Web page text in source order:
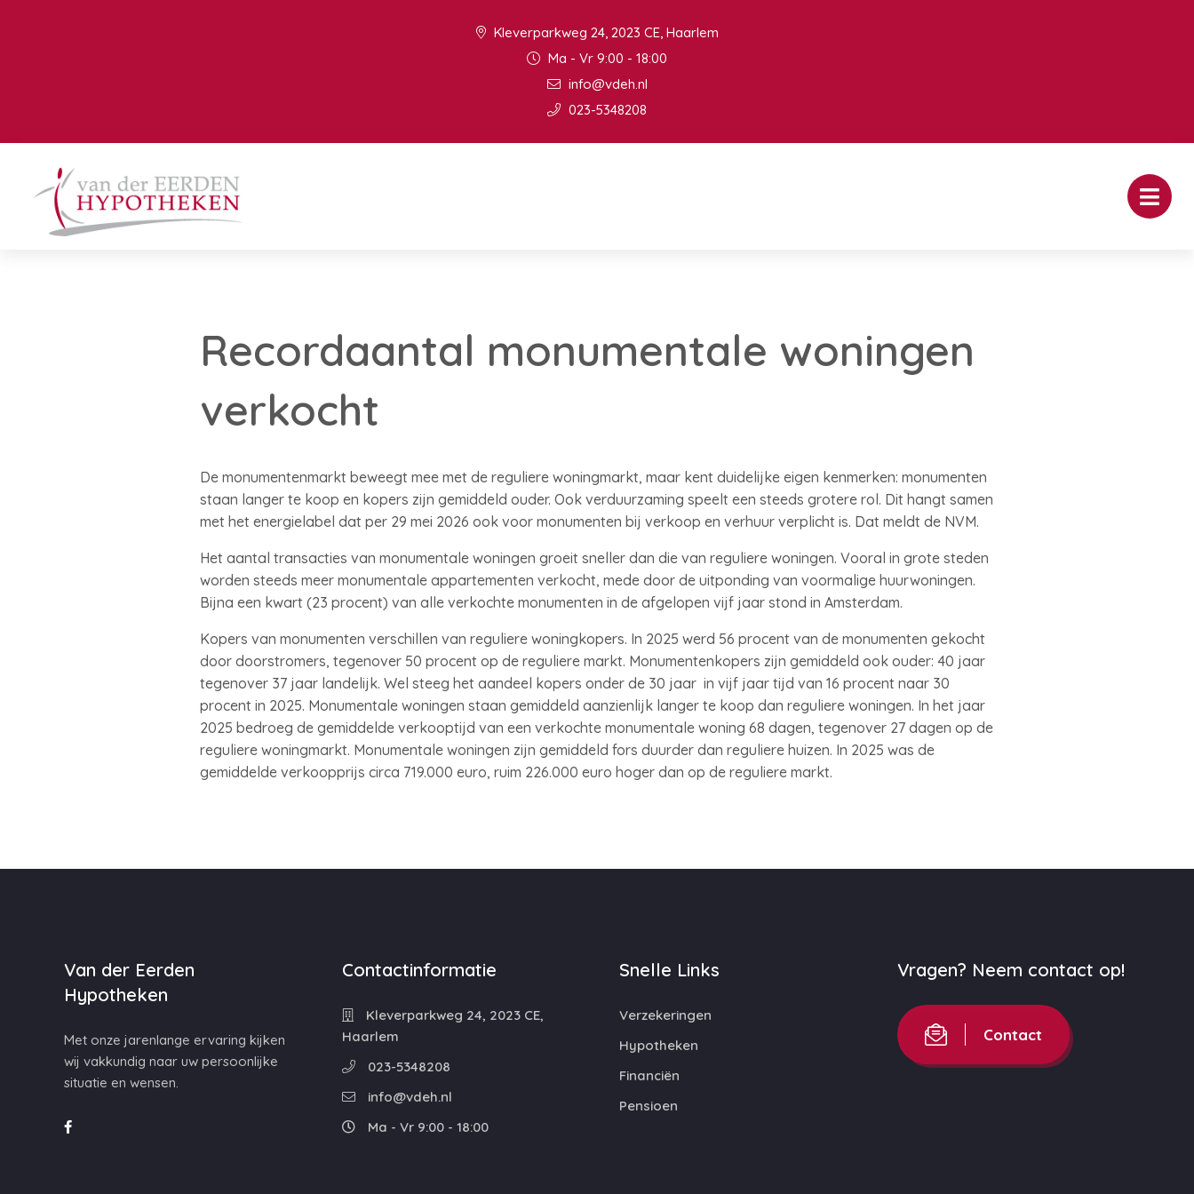
Kleverparkweg 24, 2023 CE, Haarlem
Ma - Vr 9:00 - 18:00
info@vdeh.nl
023-5348208
Recordaantal monumentale woningen
verkocht
De monumentenmarkt beweegt mee met de reguliere woningmarkt, maar kent duidelijke eigen kenmerken: monumenten
staan langer te koop en kopers zijn gemiddeld ouder. Ook verduurzaming speelt een steeds grotere rol. Dit hangt samen
met het energielabel dat per 29 mei 2026 ook voor monumenten bij verkoop en verhuur verplicht is. Dat meldt de NVM.
Het aantal transacties van monumentale woningen groeit sneller dan die van reguliere woningen. Vooral in grote steden
worden steeds meer monumentale appartementen verkocht, mede door de uitponding van voormalige huurwoningen.
Bijna een kwart (23 procent) van alle verkochte monumenten in de afgelopen vijf jaar stond in Amsterdam.
Kopers van monumenten verschillen van reguliere woningkopers. In 2025 werd 56 procent van de monumenten gekocht
door doorstromers, tegenover 50 procent op de reguliere markt. Monumentenkopers zijn gemiddeld ook ouder: 40 jaar
tegenover 37 jaar landelijk. Wel steeg het aandeel kopers onder de 30 jaar in vijf jaar tijd van 16 procent naar 30
procent in 2025. Monumentale woningen staan gemiddeld aanzienlijk langer te koop dan reguliere woningen. In het jaar
2025 bedroeg de gemiddelde verkooptijd van een verkochte monumentale woning 68 dagen, tegenover 27 dagen op de
reguliere woningmarkt. Monumentale woningen zijn gemiddeld fors duurder dan reguliere huizen. In 2025 was de
gemiddelde verkoopprijs circa 719.000 euro, ruim 226.000 euro hoger dan op de reguliere markt.
Van der Eerden
Hypotheken
Met onze jarenlange ervaring kijken
wij vakkundig naar uw persoonlijke
situatie en wensen.
Contactinformatie
Kleverparkweg 24, 2023 CE,
Haarlem
023-5348208
info@vdeh.nl
Ma - Vr 9:00 - 18:00
Snelle Links
Verzekeringen
Hypotheken
Financiën
Pensioen
Vragen? Neem contact op!
Contact